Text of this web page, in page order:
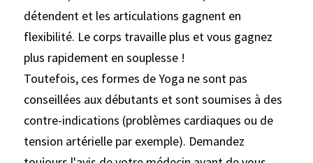
détendent et les articulations gagnent en
flexibilité. Le corps travaille plus et vous gagnez
plus rapidement en souplesse !
Toutefois, ces formes de Yoga ne sont pas
conseillées aux débutants et sont soumises à des
contre-indications (problèmes cardiaques ou de
tension artérielle par exemple). Demandez